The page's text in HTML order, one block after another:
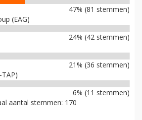
47% (81 stemmen)
(EAG)
24% (42 stemmen)
21% (36 stemmen)
6% (11 stemmen)
aantal stemmen: 170